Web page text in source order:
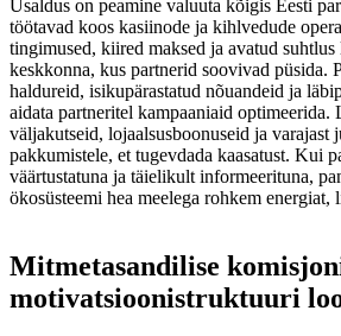
Usaldus on peamine valuuta kõigis Eesti
töötavad koos kasiinode ja kihlvedude
tingimused, kiired maksed ja avatud suhtlus
keskkonna, kus partnerid soovivad püsida.
haldureid, isikupärastatud nõuandeid ja
aidata partneritel kampaaniaid optimeerida.
väljakutseid, lojaalsusboonuseid ja varajast
pakkumistele, et tugevdada kaasatust. Kui
väärtustatuna ja täielikult informeerituna,
ökosüsteemi hea meelega rohkem
Mitmetasandilise
motivatsioonistruktuuri